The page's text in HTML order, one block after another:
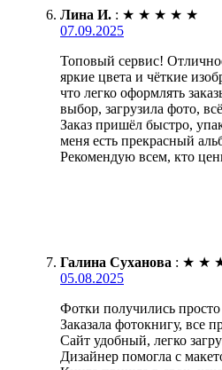
Лина И. : ★ ★ ★ ★ ★
07.09.2025
Топовый сервис!
яркие цвета и чёткие
что легко оформлять
выбор, загрузила фото,
Заказ пришёл быстро,
меня есть прекрасный
Рекомендую всем, кто
Галина Суханова : ★ ★
05.08.2025
Фотки получились просто
Заказала фотокнигу, все
Сайт удобный, легко
Дизайнер помогла с